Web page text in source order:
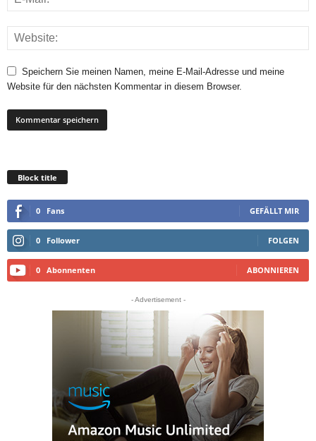
Speichern Sie meinen Namen, meine E-Mail-Adresse und meine
Website für den nächsten Kommentar in diesem Browser.
Block title
0 Fans GEFÄLLT MIR
0 Follower FOLGEN
0 Abonnenten ABONNIEREN
- Advertisement -